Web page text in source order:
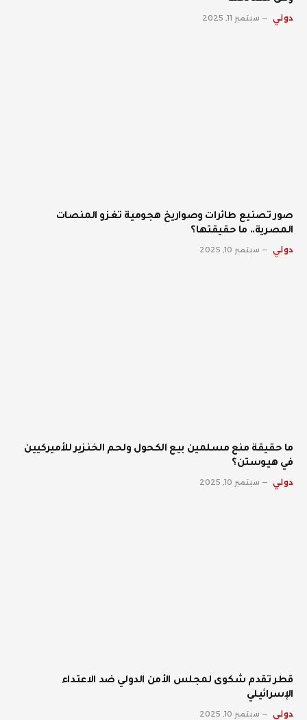
دولي سبتمبر 11, 2025
صور تصنيع طائرات وصواريخ هجومية تغزو المنصات
المصرية.. ما حقيقتها؟
دولي سبتمبر 10, 2025
ما حقيقة منع مسلمين بيع الكحول ولحم الخنزير للأميركيين
في هيوستن؟
دولي سبتمبر 10, 2025
قطر تقدم شكوى لمجلس الأمن الدولي ضد الاعتداء
الإسرائيلي
دولي سبتمبر 10, 2025